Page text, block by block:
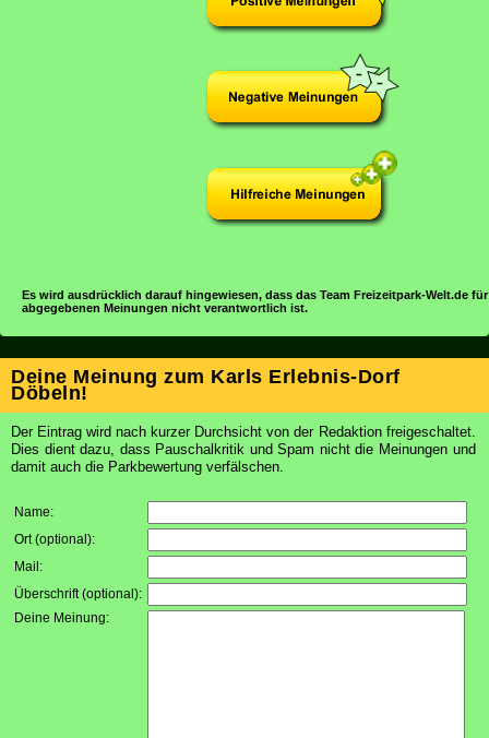
Es wird ausdrücklich darauf hingewiesen, dass das Team Freizeitpark-Welt.de
abgegebenen Meinungen nicht verantwortlich ist.
Deine Meinung zum Karls Erlebnis-Dorf
Döbeln!
Der Eintrag wird nach kurzer Durchsicht von der Redaktion freigeschaltet.
Dies dient dazu, dass Pauschalkritik und Spam nicht die Meinungen und
damit auch die Parkbewertung verfälschen.
Name:
Ort (optional):
Mail:
Überschrift (optional):
Deine Meinung: